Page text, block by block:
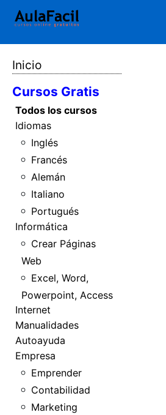
Inicio
Cursos Gratis
Todos los cursos
Idiomas
Inglés
Francés
Alemán
Italiano
Portugués
Informática
Crear Páginas
Web
Excel, Word,
Powerpoint, Access
Internet
Manualidades
Autoayuda
Empresa
Emprender
Contabilidad
Marketing